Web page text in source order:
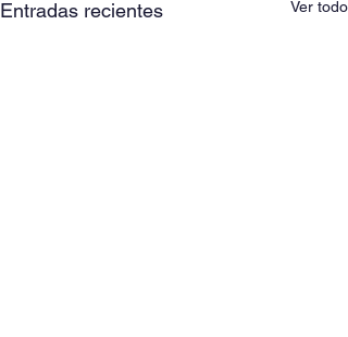
Entradas recientes Ver todo